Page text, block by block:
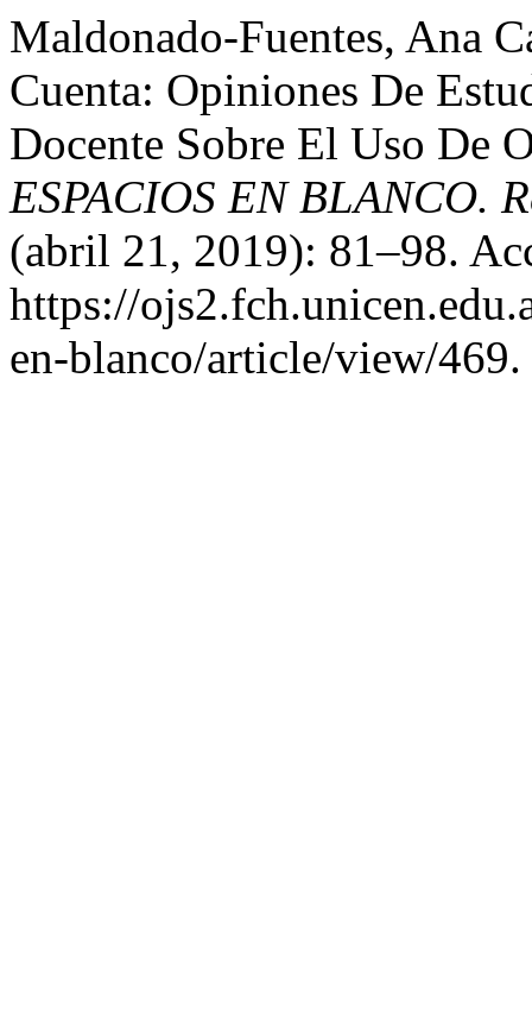
Maldonado-Fuentes, Ana
Cuenta: Opiniones De
Docente Sobre El Uso De
ESPACIOS EN BLANCO.
(abril 21, 2019): 81–98.
https://
en-blanco/article/view/469.